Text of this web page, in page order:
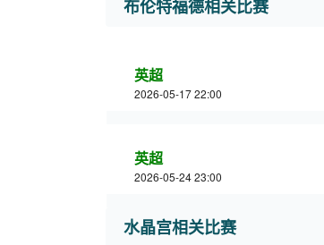
布伦特福德相关比赛
英超
2026-05-17 22:00
英超
2026-05-24 23:00
水晶宫相关比赛